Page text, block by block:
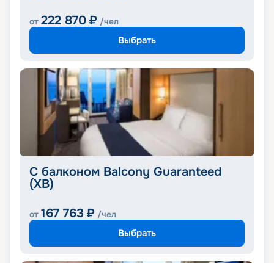
от 222 870 ₽ /чел
Выбрать
С балконом Balcony Guaranteed
(XB)
от 167 763 ₽ /чел
Выбрать